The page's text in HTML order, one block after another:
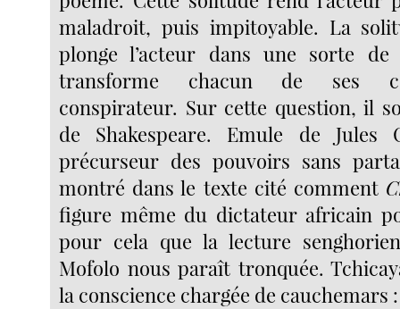
maladroit, puis impitoyable. La
plonge l’acteur dans une sorte de
transforme chacun de ses
conspirateur. Sur cette question, il
de Shakespeare. Emule de
précurseur des pouvoirs sans
montré dans le texte cité comment
figure même du dictateur africain
pour cela que la lecture
Mofolo nous paraît tronquée.
la conscience chargée de cauchemars :